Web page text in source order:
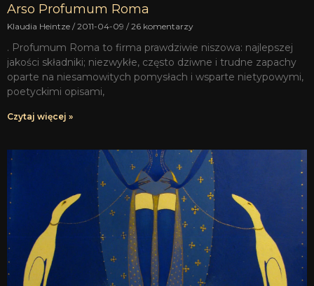
Arso Profumum Roma
Klaudia Heintze 2011-04-09 26 komentarzy
. Profumum Roma to firma prawdziwie niszowa: najlepszej
jakości składniki; niezwykłe, często dziwne i trudne zapachy
oparte na niesamowitych pomysłach i wsparte nietypowymi,
poetyckimi opisami,
Czytaj więcej »